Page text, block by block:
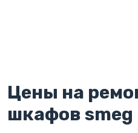
Цены на
шкафов smeg